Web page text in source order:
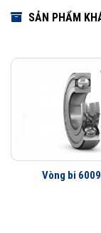
SẢN PHẨM
Vòng bi